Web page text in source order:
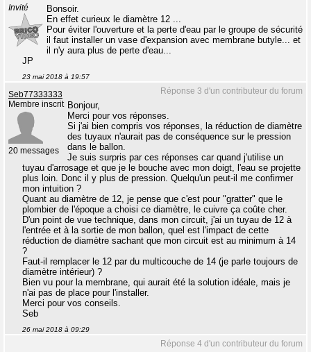
Invité
Bonsoir.
En effet curieux le diamètre 12 ...
Pour éviter l'ouverture et la perte d'eau par le groupe de sécurité
il faut installer un vase d'expansion avec membrane butyle... et
il n'y aura plus de perte d'eau...
JP
23 mai 2018 à 19:57
Réponse 3 d'un contributeur du forum
Seb77333333
Membre inscrit
20 messages
Bonjour,
Merci pour vos réponses.
Si j'ai bien compris vos réponses, la réduction de diamètre
des tuyaux n'aurait pas de conséquence sur le pression
dans le ballon.
Je suis surpris par ces réponses car quand j'utilise un
tuyau d'arrosage et que je le bouche avec mon doigt, l'eau se projette
plus loin. Donc il y plus de pression. Quelqu'un peut-il me confirmer
mon intuition ?
Quant au diamètre de 12, je pense que c'est pour "gratter" que le
plombier de l'époque a choisi ce diamètre, le cuivre ça coûte cher.
D'un point de vue technique, dans mon circuit, j'ai un tuyau de 12 à
l'entrée et à la sortie de mon ballon, quel est l'impact de cette
réduction de diamètre sachant que mon circuit est au minimum à 14
?
Faut-il remplacer le 12 par du multicouche de 14 (je parle toujours de
diamètre intérieur) ?
Bien vu pour la membrane, qui aurait été la solution idéale, mais je
n'ai pas de place pour l'installer.
Merci pour vos conseils.
Seb
26 mai 2018 à 09:29
Réponse 4 d'un contributeur du forum